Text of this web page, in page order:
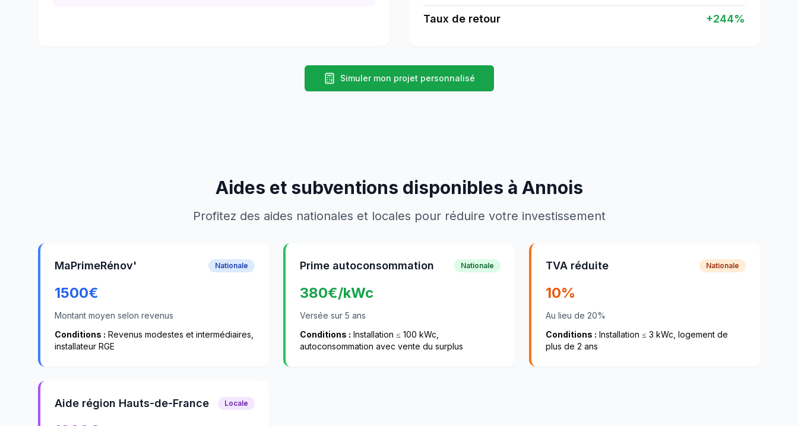
Taux de retour +244%
Simuler mon projet personnalisé
Aides et subventions disponibles à Annois
Profitez des aides nationales et locales pour réduire votre investissement
MaPrimeRénov' Nationale
1500€
Montant moyen selon revenus
Conditions : Revenus modestes et intermédiaires,
installateur RGE
Prime autoconsommation Nationale
380€/kWc
Versée sur 5 ans
Conditions : Installation ≤ 100 kWc,
autoconsommation avec vente du surplus
TVA réduite Nationale
10%
Au lieu de 20%
Conditions : Installation ≤ 3 kWc, logement de
plus de 2 ans
Aide région Hauts-de-France Locale